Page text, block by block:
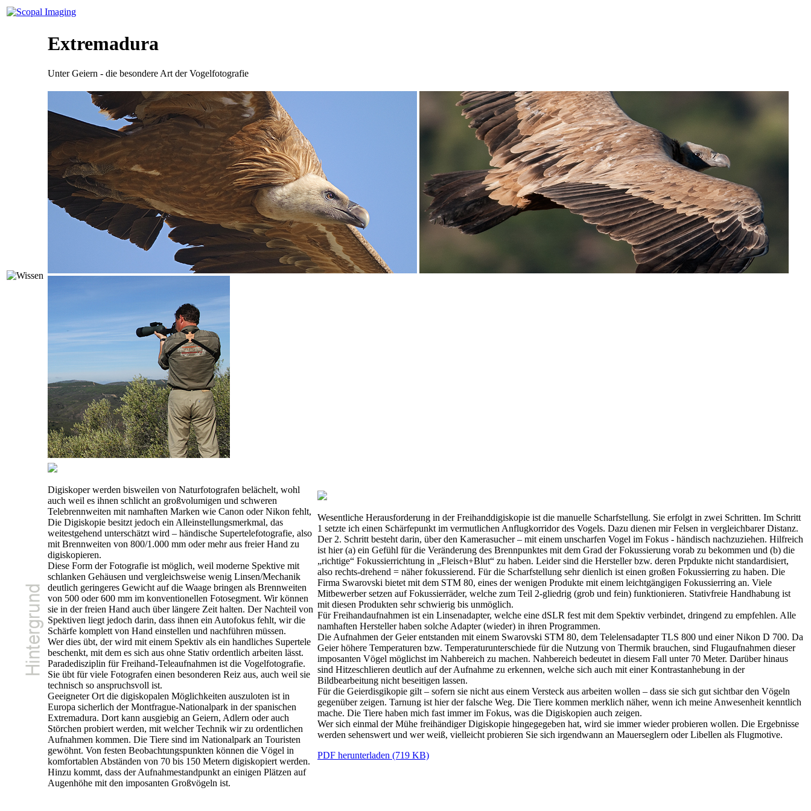
Extremadura
Unter Geiern - die besondere Art der Vogelfotografie
Digiskoper werden bisweilen von Naturfotografen belächelt, wohl
auch weil es ihnen schlicht an großvolumigen und schweren
Telebrennweiten mit namhaften Marken wie Canon oder Nikon fehlt,
Die Digiskopie besitzt jedoch ein Alleinstellungsmerkmal, das
weitestgehend unterschätzt wird – händische Supertelefotografie, also
mit Brennweiten von 800/1.000 mm oder mehr aus freier Hand zu
digiskopieren.
Diese Form der Fotografie ist möglich, weil moderne Spektive mit
schlanken Gehäusen und vergleichsweise wenig Linsen/Mechanik
deutlich geringeres Gewicht auf die Waage bringen als Brennweiten
von 500 oder 600 mm im konventionellen Fotosegment. Wir können
sie in der freien Hand auch über längere Zeit halten. Der Nachteil von
Spektiven liegt jedoch darin, dass ihnen ein Autofokus fehlt, wir die
Schärfe komplett von Hand einstellen und nachführen müssen.
Wer dies übt, der wird mit einem Spektiv als ein handliches Supertele
beschenkt, mit dem es sich aus ohne Stativ ordentlich arbeiten lässt.
Paradedisziplin für Freihand-Teleaufnahmen ist die Vogelfotografie.
Sie übt für viele Fotografen einen besonderen Reiz aus, auch weil sie
technisch so anspruchsvoll ist.
Geeigneter Ort die digiskopalen Möglichkeiten auszuloten ist in
Europa sicherlich der Montfrague-Nationalpark in der spanischen
Extremadura. Dort kann ausgiebig an Geiern, Adlern oder auch
Störchen probiert werden, mit welcher Technik wir zu ordentlichen
Aufnahmen kommen. Die Tiere sind im Nationalpark an Touristen
gewöhnt. Von festen Beobachtungspunkten können die Vögel in
komfortablen Abständen von 70 bis 150 Metern digiskopiert werden.
Hinzu kommt, dass der Aufnahmestandpunkt an einigen Plätzen auf
Augenhöhe mit den imposanten Großvögeln ist.
Wesentliche Herausforderung in der Freihanddigiskopie ist die manuelle Scharfstellung. Sie erfolgt in zwei Schritten. Im Schritt
1 setzte ich einen Schärfepunkt im vermutlichen Anflugkorridor des Vogels. Dazu dienen mir Felsen in vergleichbarer Distanz.
Der 2. Schritt besteht darin, über den Kamerasucher – mit einem unscharfen Vogel im Fokus - händisch nachzuziehen. Hilfreich
ist hier (a) ein Gefühl für die Veränderung des Brennpunktes mit dem Grad der Fokussierung vorab zu bekommen und (b) die
„richtige“ Fokussierrichtung in „Fleisch+Blut“ zu haben. Leider sind die Hersteller bzw. deren Prpdukte nicht standardisiert,
also rechts-drehend = näher fokussierend. Für die Scharfstellung sehr dienlich ist einen großen Fokussierring zu haben. Die
Firma Swarovski bietet mit dem STM 80, eines der wenigen Produkte mit einem leichtgängigen Fokussierring an. Viele
Mitbewerber setzen auf Fokussierräder, welche zum Teil 2-gliedrig (grob und fein) funktionieren. Stativfreie Handhabung ist
mit diesen Produkten sehr schwierig bis unmöglich.
Für Freihandaufnahmen ist ein Linsenadapter, welche eine dSLR fest mit dem Spektiv verbindet, dringend zu empfehlen. Alle
namhaften Hersteller haben solche Adapter (wieder) in ihren Programmen.
Die Aufnahmen der Geier entstanden mit einem Swarovski STM 80, dem Telelensadapter TLS 800 und einer Nikon D 700. Da
Geier höhere Temperaturen bzw. Temperaturunterschiede für die Nutzung von Thermik brauchen, sind Flugaufnahmen dieser
imposanten Vögel möglichst im Nahbereich zu machen. Nahbereich bedeutet in diesem Fall unter 70 Meter. Darüber hinaus
sind Hitzeschlieren deutlich auf der Aufnahme zu erkennen, welche sich auch mit einer Kontrastanhebung in der
Bildbearbeitung nicht beseitigen lassen.
Für die Geierdisgikopie gilt – sofern sie nicht aus einem Versteck aus arbeiten wollen – dass sie sich gut sichtbar den Vögeln
gegenüber zeigen. Tarnung ist hier der falsche Weg. Die Tiere kommen merklich näher, wenn ich meine Anwesenheit kenntlich
mache. Die Tiere haben mich fast immer im Fokus, was die Digiskopien auch zeigen.
Wer sich einmal der Mühe freihändiger Digiskopie hingegegeben hat, wird sie immer wieder probieren wollen. Die Ergebnisse
werden sehenswert und wer weiß, vielleicht probieren Sie sich irgendwann an Mauerseglern oder Libellen als Flugmotive.
PDF herunterladen (719 KB)